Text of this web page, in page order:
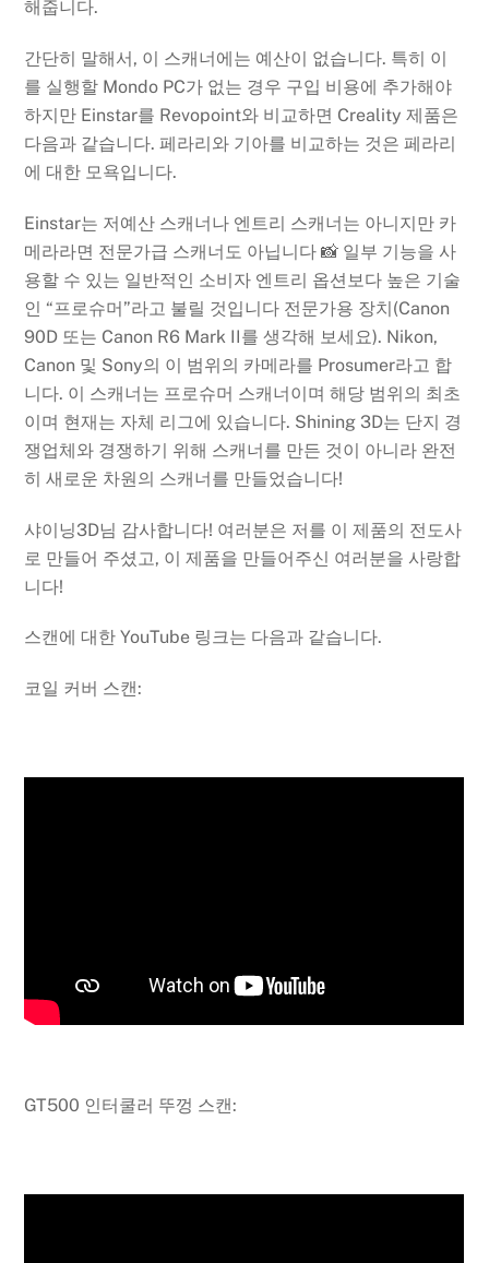
해줍니다.
간단히 말해서, 이 스캐너에는 예산이 없습니다. 특히 이
를 실행할 Mondo PC가 없는 경우 구입 비용에 추가해야
하지만 Einstar를 Revopoint와 비교하면 Creality 제품은
다음과 같습니다. 페라리와 기아를 비교하는 것은 페라리
에 대한 모욕입니다.
Einstar는 저예산 스캐너나 엔트리 스캐너는 아니지만 카
메라라면 전문가급 스캐너도 아닙니다 📸 일부 기능을 사
용할 수 있는 일반적인 소비자 엔트리 옵션보다 높은 기술
인 “프로슈머”라고 불릴 것입니다 전문가용 장치(Canon
90D 또는 Canon R6 Mark II를 생각해 보세요). Nikon,
Canon 및 Sony의 이 범위의 카메라를 Prosumer라고 합
니다. 이 스캐너는 프로슈머 스캐너이며 해당 범위의 최초
이며 현재는 자체 리그에 있습니다. Shining 3D는 단지 경
쟁업체와 경쟁하기 위해 스캐너를 만든 것이 아니라 완전
히 새로운 차원의 스캐너를 만들었습니다!
샤이닝3D님 감사합니다! 여러분은 저를 이 제품의 전도사
로 만들어 주셨고, 이 제품을 만들어주신 여러분을 사랑합
니다!
스캔에 대한 YouTube 링크는 다음과 같습니다.
코일 커버 스캔:
GT500 인터쿨러 뚜껑 스캔: